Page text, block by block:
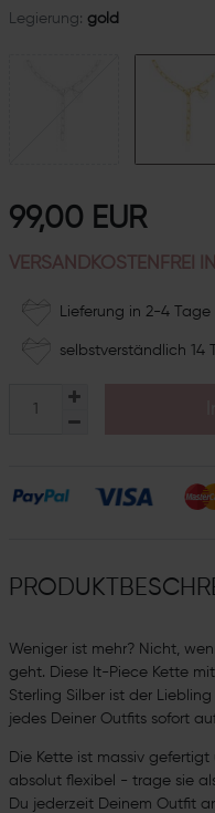
Legierung: gold
99,00 EUR
VERSANDKOSTENFREI
Lieferung in 2-4 Tage
selbstverständlich 14
Weniger ist mehr? Nicht,
geht. Diese It-Piece Kette
Sterling Silber ist der
jedes Deiner Outfits sofort
Die Kette ist massiv
absolut flexibel - trage sie
Du jederzeit Deinem Outfit